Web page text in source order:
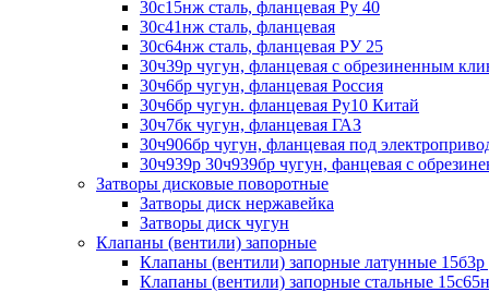
30с15нж сталь, фланцевая Ру 40
30с41нж сталь, фланцевая
30с64нж сталь, фланцевая РУ 25
30ч39р чугун, фланцевая с обрезиненным
30ч6бр чугун, фланцевая Россия
30ч6бр чугун. фланцевая Ру10 Китай
30ч7бк чугун, фланцевая ГАЗ
30ч906бр чугун, фланцевая под
30ч939р 30ч939бр чугун, фанцевая с
Затворы дисковые поворотные
Затворы диск нержавейка
Затворы диск чугун
Клапаны (вентили) запорные
Клапаны (вентили) запорные латунные 15б3р
Клапаны (вентили) запорные стальные